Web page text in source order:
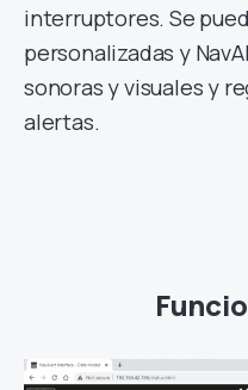
interruptores. Se
personalizadas y
sonoras y visuales y
alertas.